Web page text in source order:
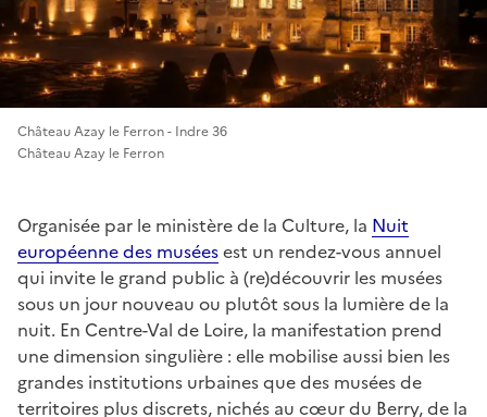
Château Azay le Ferron - Indre 36
Château Azay le Ferron
Organisée par le ministère de la Culture, la Nuit
européenne des muséesest un rendez-vous annuel
qui invite le grand public à (re)découvrir les musées
sous un jour nouveau ou plutôt sous la lumière de la
nuit. En Centre-Val de Loire, la manifestation prend
une dimension singulière : elle mobilise aussi bien les
grandes institutions urbaines que des musées de
territoires plus discrets, nichés au cœur du Berry, de la